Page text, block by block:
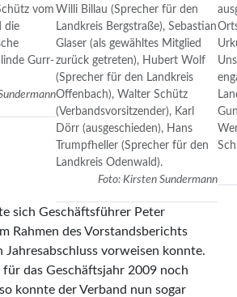
vom
die
Gurr-
Willi Billau (Sprecher für den
Landkreis Bergstraße), Sebastian
Glaser (als gewähltes Mitglied
zurück getreten), Hubert Wolf
(Sprecher für den Landkreis
Offenbach), Walter Schütz
(Verbandsvorsitzender), Karl
Dörr (ausgeschieden), Hans
Trumpfheller (Sprecher für den
Landkreis Odenwald).
Foto: Kirsten Sundermann
sich Geschäftsführer Peter
Rahmen des Vorstandsberichts
Jahresabschluss vorweisen konnte.
das Geschäftsjahr 2009 noch
konnte der Verband nun sogar